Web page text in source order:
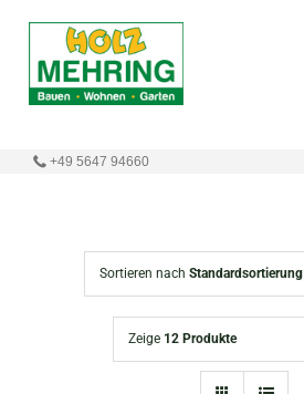
springen
Neuigkeiten
+49 5647 94660
Sortieren nach Standardsortierung
Zeige 12 Produkte